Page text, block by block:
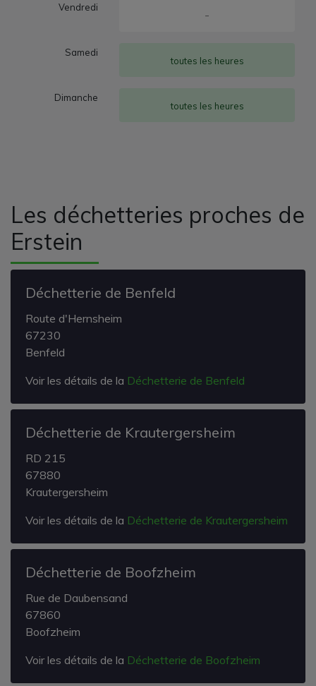
Les déchetteries proches de
Erstein
Déchetterie de Benfeld
Route d'Hernsheim
67230
Benfeld
Voir les détails de la Déchetterie de Benfeld
Déchetterie de Krautergersheim
RD 215
67880
Krautergersheim
Voir les détails de la Déchetterie de Krautergersheim
Déchetterie de Boofzheim
Rue de Daubensand
67860
Boofzheim
Voir les détails de la Déchetterie de Boofzheim
Vendredi
-
Samedi
toutes les heures
Dimanche
toutes les heures